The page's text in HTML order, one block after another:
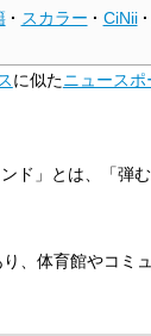
· スカラー · CiNii ·
に似たニュースポ
ド」とは、「弾
、体育館やコミ